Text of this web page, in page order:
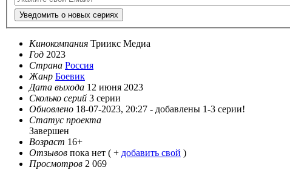
Уведомить о новых сериях
Кинокомпания Триикс Медиа
Год 2023
Страна Россия
Жанр Боевик
Дата выхода 12 июня 2023
Сколько серий 3 серии
Обновлено 18-07-2023, 20:27 - добавлены 1-3 серии!
Статус проекта
Завершен
Возраст 16+
Отзывов пока нет ( + добавить свой )
Просмотров 2 069